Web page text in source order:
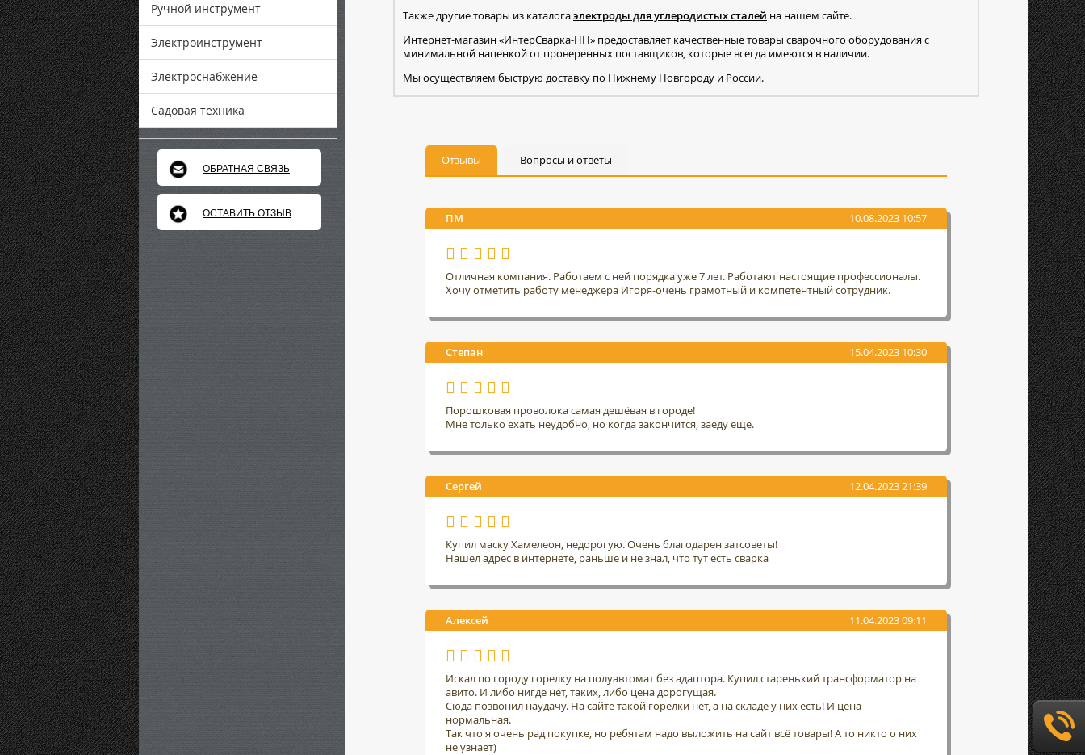
Также другие товары из каталогаэлектроды для углеродистых сталей на нашем сайте.
Интернет-магазин «ИнтерСварка-НН» предоставляет качественные товары сварочного оборудования с
минимальной наценкой от проверенных поставщиков, которые всегда имеются в наличии.
Мы осуществляем быструю доставку по Нижнему Новгороду и России.
Отзывы Вопросы и ответы
ПМ 10.08.2023 10:57
Отличная компания. Работаем с ней порядка уже 7 лет. Работают настоящие профессионалы.
Хочу отметить работу менеджера Игоря-очень грамотный и компетентный сотрудник.
Степан 15.04.2023 10:30
Порошковая проволока самая дешёвая в городе!
Мне только ехать неудобно, но когда закончится, заеду еще.
Сергей 12.04.2023 21:39
Купил маску Хамелеон, недорогую. Очень благодарен затсоветы!
Нашел адрес в интернете, раньше и не знал, что тут есть сварка
Алексей 11.04.2023 09:11
Искал по городу горелку на полуавтомат без адаптора. Купил старенький трансформатор на
авито. И либо нигде нет, таких, либо цена дорогущая.
Сюда позвонил наудачу. На сайте такой горелки нет, а на складе у них есть! И цена
нормальная.
Так что я очень рад покупке, но ребятам надо выложить на сайт всё товары! А то никто о них
не узнает)
Ручной инструмент
Электроинструмент
Электроснабжение
Садовая техника
ОБРАТНАЯ СВЯЗЬ
ОСТАВИТЬ ОТЗЫВ